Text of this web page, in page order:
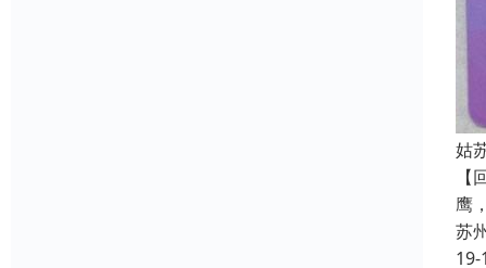
姑
鹰
苏
19-